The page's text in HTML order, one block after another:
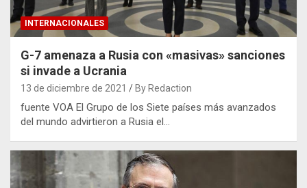
INTERNACIONALES
G-7 amenaza a Rusia con «masivas» sanciones
si invade a Ucrania
13 de diciembre de 2021 By Redaction
fuente VOA El Grupo de los Siete países más avanzados
del mundo advirtieron a Rusia el…